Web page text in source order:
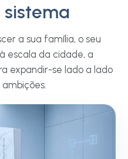
de
Residenciais e
complexos de
residências de
projeto, escalando à
edifício cresce.
sistema
a sua família, o seu
escala da cidade, a
expandir-se lado a lado